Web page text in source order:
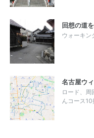
回想の道
ウォーキ
名古屋ウ
ロード、
んコース10